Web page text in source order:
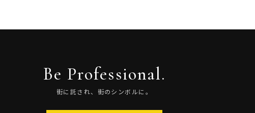
Be Professional.
街に託され、街のシンボルに。